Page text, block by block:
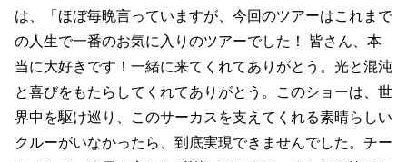
は、「ほぼ毎晩言っていますが、今回のツアーはこれまで
の人生で一番のお気に入りのツアーでした！ 皆さん、本
当に大好きです！一緒に来てくれてありがとう。光と混沌
と喜びをもたらしてくれてありがとう。このショーは、世
界中を駆け巡り、このサーカスを支えてくれる素晴らしい
クルーがいなかったら、到底実現できませんでした。チー